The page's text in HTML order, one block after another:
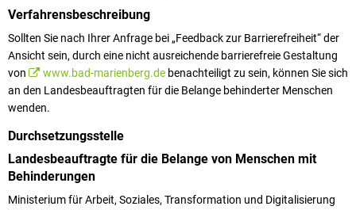
Verfahrensbeschreibung
Sollten Sie nach Ihrer Anfrage bei „Feedback zur Barrierefreiheit“ der
Ansicht sein, durch eine nicht ausreichende barrierefreie Gestaltung
von
www.bad-marienberg.debenachteiligt zu sein, können Sie sich
an den Landesbeauftragten für die Belange behinderter Menschen
wenden.
Durchsetzungsstelle
Landesbeauftragte für die Belange von Menschen mit
Behinderungen
Ministerium für Arbeit, Soziales, Transformation und Digitalisierung